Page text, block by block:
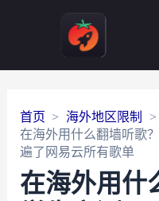
首页
海外地区限制
在海外用什么翻墙听歌
遍了网易云所有歌单
在海外用什